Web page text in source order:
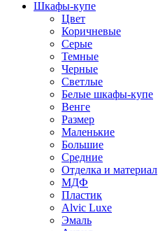
Шкафы-купе
Цвет
Коричневые
Серые
Темные
Черные
Светлые
Белые шкафы-купе
Венге
Размер
Маленькие
Большие
Средние
Отделка и материал
МДФ
Пластик
Alvic Luxe
Эмаль